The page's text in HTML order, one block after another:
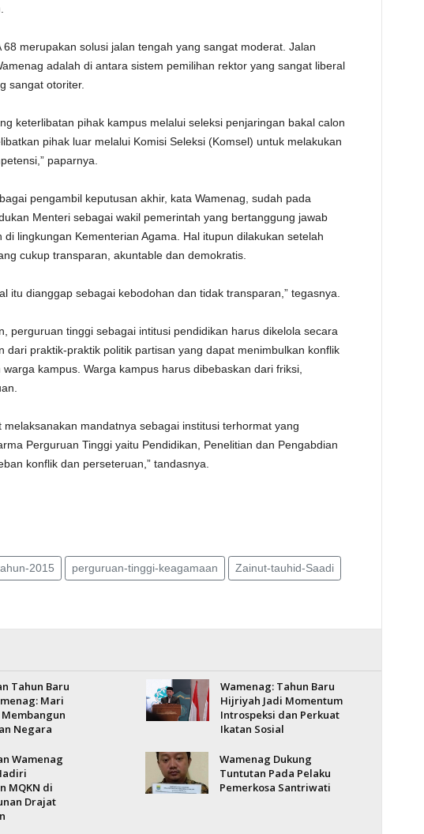
68 merupakan solusi jalan tengah yang sangat moderat. Jalan
adalah di antara sistem pemilihan rektor yang sangat liberal
sangat otoriter.
keterlibatan pihak kampus melalui seleksi penjaringan bakal calon
pihak luar melalui Komisi Seleksi (Komsel) untuk melakukan
paparnya.
pengambil keputusan akhir, kata Wamenag, sudah pada
Menteri sebagai wakil pemerintah yang bertanggung jawab
lingkungan Kementerian Agama. Hal itupun dilakukan setelah
cukup transparan, akuntable dan demokratis.
itu dianggap sebagai kebodohan dan tidak transparan,” tegasnya.
perguruan tinggi sebagai intitusi pendidikan harus dikelola secara
dari praktik-praktik politik partisan yang dapat menimbulkan konflik
kampus. Warga kampus harus dibebaskan dari friksi,
melaksanakan mandatnya sebagai institusi terhormat yang
Perguruan Tinggi yaitu Pendidikan, Penelitian dan Pengabdian
konflik dan perseteruan,” tandasnya.
2015 perguruan-tinggi-keagamaan Zainut-tauhid-Saadi
Tahun Baru
Mari
Negara
Wamenag: Tahun Baru
Hijriyah Jadi Momentum
Introspeksi dan Perkuat
Ikatan Sosial
Wamenag
MQKN di
Drajat
Wamenag Dukung
Tuntutan Pada Pelaku
Pemerkosa Santriwati